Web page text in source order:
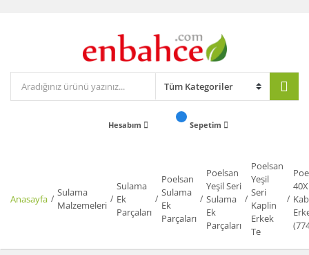
Hesabım Sepetim
Anasayfa
Sulama
Malzemeleri
Sulama
Ek
Parçaları
Poelsan
Sulama
Ek
Parçaları
Poelsan
Yeşil Seri
Sulama
Ek
Parçaları
Poelsan
Yeşil
Seri
Kaplin
Erkek
Te